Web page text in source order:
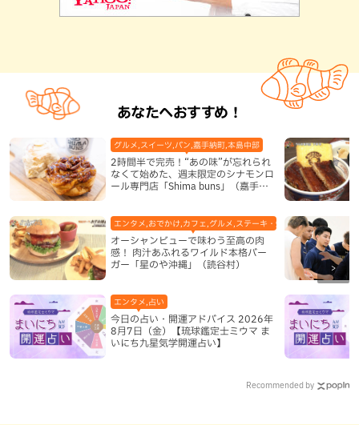
あなたへおすすめ！
2時間半で完売！“あの味”が忘れられ
なくて始めた、週末限定のシナモンロ
ール専門店「Shima buns」（嘉手納
グルメ,スイーツ,パン,嘉手納町,本島中部
オーシャンビューで味わう至高の肉
感！ 肉汁あふれるワイルド本格バー
ガー「星のや沖縄」（読谷村）
エンタメ,おでかけ,カフェ,グルメ,ステーキ・焼肉,テレビ,ハンバー
今日の占い・開運アドバイス 2026年
8月7日（金）【琉球鑑定士ミウマ ま
いにち九星気学開運占い】
エンタメ,占い
Recommended by